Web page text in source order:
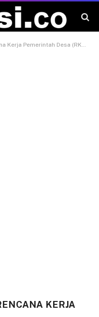
Kerja Pemerintah Desa (RKPDes)
KERJA